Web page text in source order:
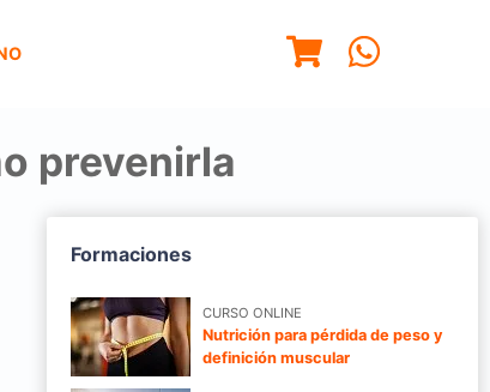
prevenirla
Formaciones
CURSO ONLINE
Nutrición para pérdida de peso y
definición muscular